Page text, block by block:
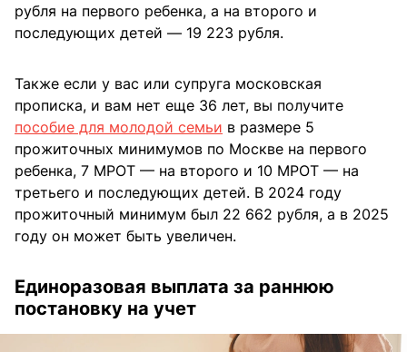
рубля на первого ребенка, а на второго и
последующих детей — 19 223 рубля.
Также если у вас или супруга московская
прописка, и вам нет еще 36 лет, вы получите
пособие для молодой семьи в размере 5
прожиточных минимумов по Москве на первого
ребенка, 7 МРОТ — на второго и 10 МРОТ — на
третьего и последующих детей. В 2024 году
прожиточный минимум был 22 662 рубля, а в 2025
году он может быть увеличен.
Единоразовая выплата за раннюю
постановку на учет